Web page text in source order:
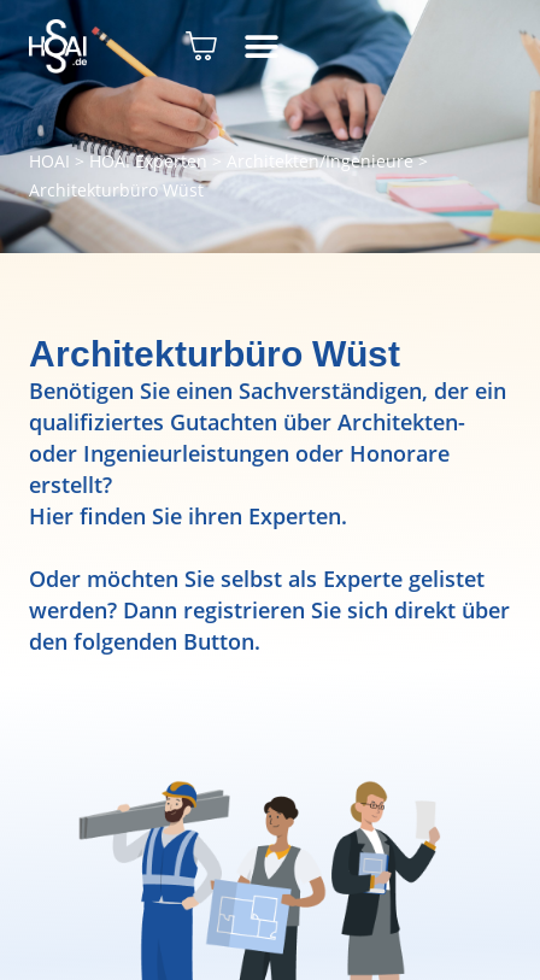
HOAI > HOAI Experten> Architekten/Ingenieure>
Architekturbüro Wüst
Architekturbüro Wüst
Benötigen Sie einen Sachverständigen, der ein
qualifiziertes Gutachten über Architekten-
oder Ingenieurleistungen oder Honorare
erstellt?
Hier finden Sie ihren Experten.
Oder möchten Sie selbst als Experte gelistet
werden? Dann registrieren Sie sich direkt über
den folgenden Button.